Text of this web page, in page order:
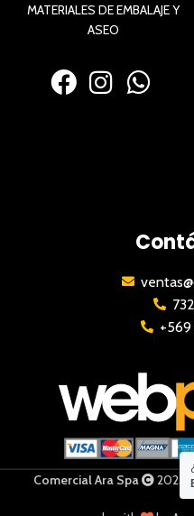
MATERIALES DE EMBALAJE Y
ASEO
Comercial Ara Spa 2023